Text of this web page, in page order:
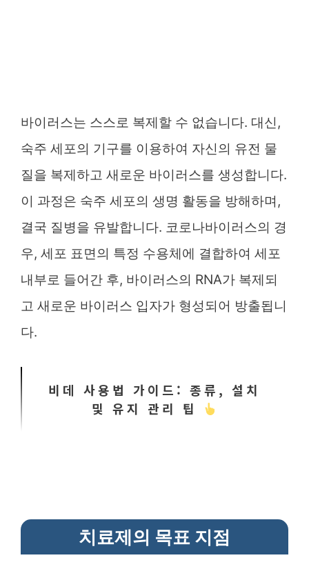
바이러스는 스스로 복제할 수 없습니다. 대신,
숙주 세포의 기구를 이용하여 자신의 유전 물
질을 복제하고 새로운 바이러스를 생성합니다.
이 과정은 숙주 세포의 생명 활동을 방해하며,
결국 질병을 유발합니다. 코로나바이러스의 경
우, 세포 표면의 특정 수용체에 결합하여 세포
내부로 들어간 후, 바이러스의 RNA가 복제되
고 새로운 바이러스 입자가 형성되어 방출됩니
다.
비데 사용법 가이드: 종류, 설치
및 유지 관리 팁
치료제의 목표 지점